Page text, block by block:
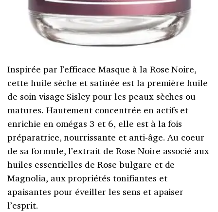
Inspirée par l’efficace Masque à la Rose Noire,
cette huile sèche et satinée est la première huile
de soin visage Sisley pour les peaux sèches ou
matures. Hautement concentrée en actifs et
enrichie en omégas 3 et 6, elle est à la fois
préparatrice, nourrissante et anti-âge. Au coeur
de sa formule, l’extrait de Rose Noire associé aux
huiles essentielles de Rose bulgare et de
Magnolia, aux propriétés tonifiantes et
apaisantes pour éveiller les sens et apaiser
l’esprit.